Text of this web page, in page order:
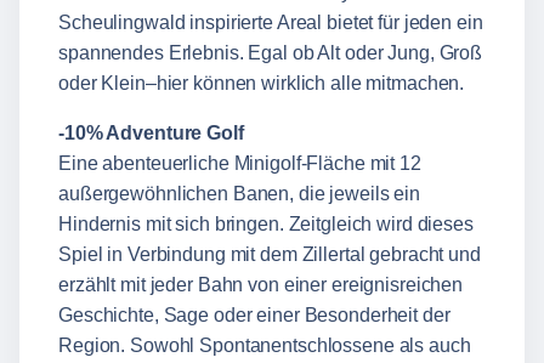
Scheulingwald inspirierte Areal bietet für jeden ein
spannendes Erlebnis. Egal ob Alt oder Jung, Groß
oder Klein–hier können wirklich alle mitmachen.
-10% Adventure Golf
Eine abenteuerliche Minigolf-Fläche mit 12
außergewöhnlichen Banen, die jeweils ein
Hindernis mit sich bringen. Zeitgleich wird dieses
Spiel in Verbindung mit dem Zillertal gebracht und
erzählt mit jeder Bahn von einer ereignisreichen
Geschichte, Sage oder einer Besonderheit der
Region. Sowohl Spontanentschlossene als auch